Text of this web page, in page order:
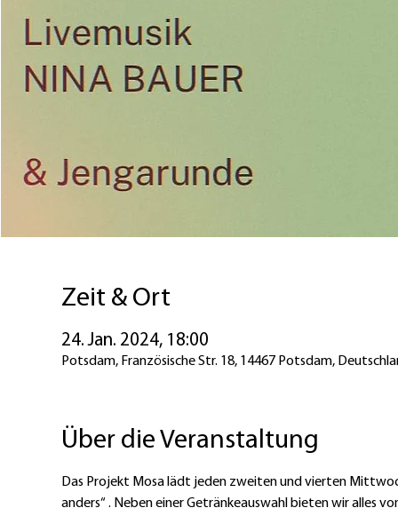
Zeit & Ort
24. Jan. 2024, 18:00
Potsdam, Französische Str. 18, 14467 Potsdam,
Über die Veranstaltung
Das Projekt Mosa lädt jeden zweiten und vierten
anders“ . Neben einer Getränkeauswahl bieten wir alles